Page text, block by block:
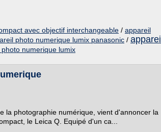
avec objectif interchangeable / appareil
photo numerique lumix panasonic / appareil
numerique lumix
la photographie numérique, vient d'annoncer la
le Leica Q. Equipé d'un ca...